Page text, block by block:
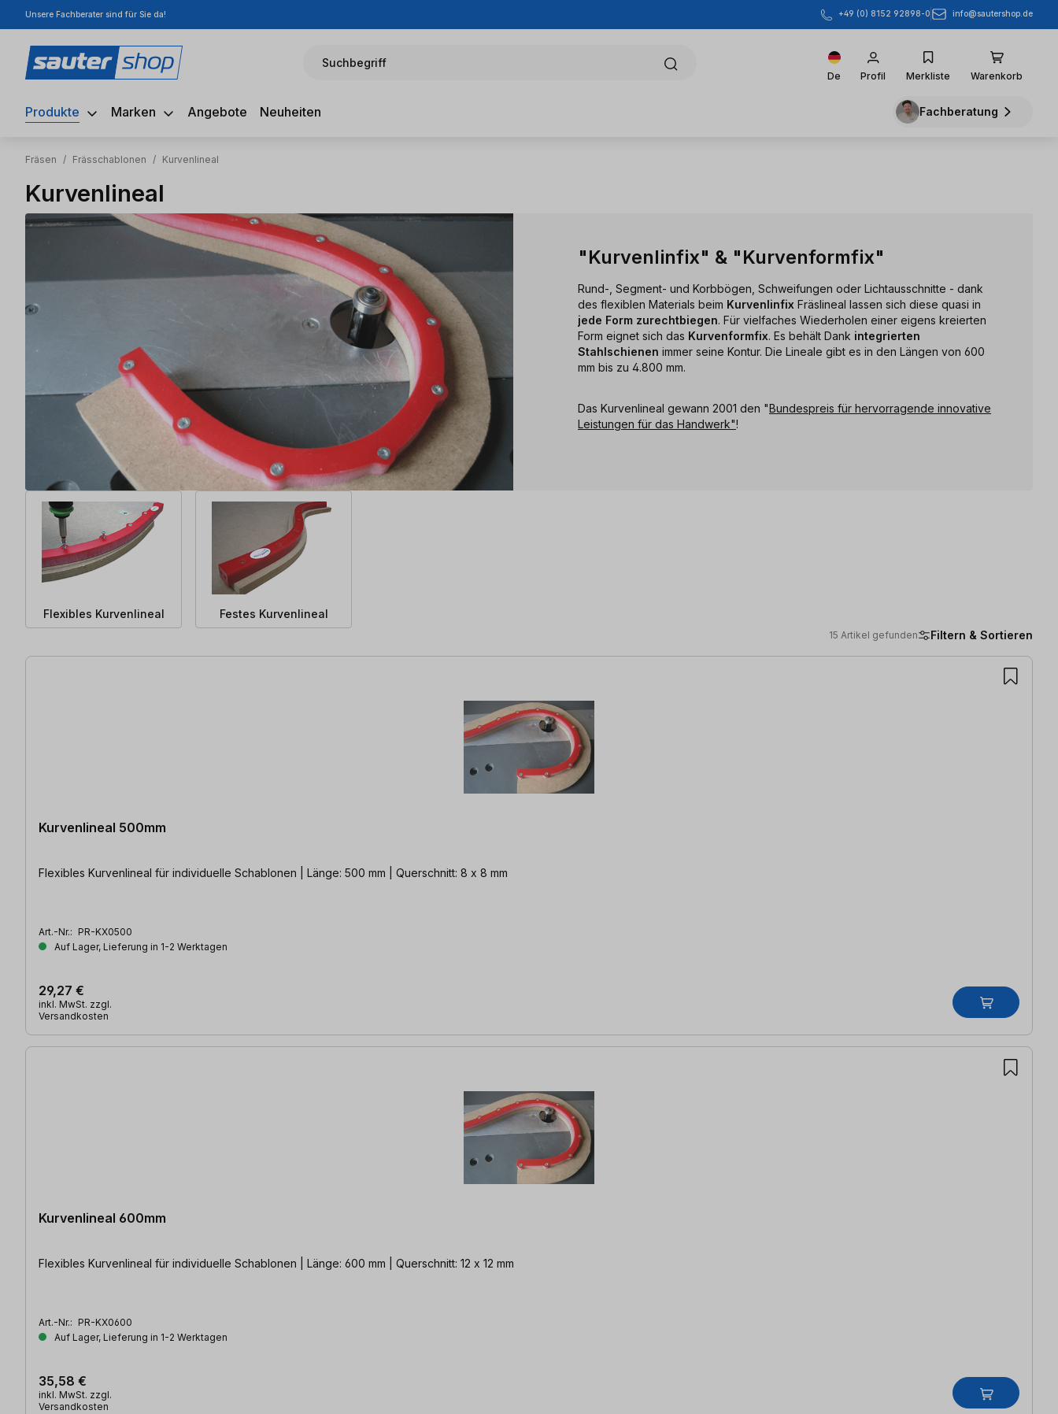
Hauptinhalt springen
Zur Suche springen
Zur Hauptnavigation springen
Unsere Fachberater sind für Sie da! +49 (0) 8152 92898-0 info@sautershop.de
Suchbegriff
De Profil Merkliste Warenkorb
Produkte Marken Angebote Neuheiten Fachberatung
Fräsen / Frässchablonen / Kurvenlineal
Kurvenlineal
"Kurvenlinfix" & "Kurvenformfix"
Rund-, Segment- und Korbbögen, Schweifungen oder Lichtausschnitte - dank
des flexiblen Materials beim Kurvenlinfix Fräslineal lassen sich diese quasi in
jede Form zurechtbiegen. Für vielfaches Wiederholen einer eigens kreierten
Form eignet sich das Kurvenformfix. Es behält Dank integrierten
Stahlschienen immer seine Kontur. Die Lineale gibt es in den Längen von 600
mm bis zu 4.800 mm.
Das Kurvenlineal gewann 2001 den "Bundespreis für hervorragende innovative
Leistungen für das Handwerk"!
Flexibles Kurvenlineal Festes Kurvenlineal
15 Artikel gefunden Filtern & Sortieren
15 Artikel gefunden
Kurvenlineal 500mm
Flexibles Kurvenlineal für individuelle Schablonen | Länge: 500 mm | Querschnitt: 8 x 8 mm
Art.-Nr.: PR-KX0500
Auf Lager, Lieferung in 1-2 Werktagen
29,27 €
inkl. MwSt. zzgl.
Versandkosten
Kurvenlineal 600mm
Flexibles Kurvenlineal für individuelle Schablonen | Länge: 600 mm | Querschnitt: 12 x 12 mm
Art.-Nr.: PR-KX0600
Auf Lager, Lieferung in 1-2 Werktagen
35,58 €
inkl. MwSt. zzgl.
Versandkosten